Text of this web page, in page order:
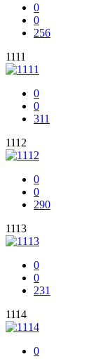
0
0
256
1111
0
0
311
1112
0
0
290
1113
0
0
231
1114
0